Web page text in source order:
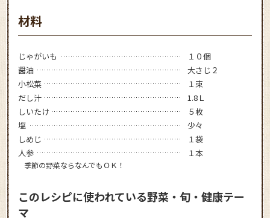
材料
じゃがいも
１０個
醤油
大さじ２
小松菜
１束
だし汁
1.8Ｌ
しいたけ
５枚
塩
少々
しめじ
１袋
人参
１本
季節の野菜ならなんでもＯＫ！
このレシピに使われている野菜・旬・健康テー
マ